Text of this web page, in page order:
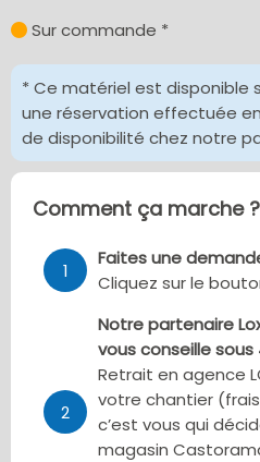
Sur commande *
* Ce matériel est disponible
une réservation effectuée
de disponibilité chez notre
Comment ça marche ?
1
Faites une
Cliquez sur le
2
Notre partenaire
vous conseille sous
Retrait en agence
votre chantier
c’est vous qui
magasin